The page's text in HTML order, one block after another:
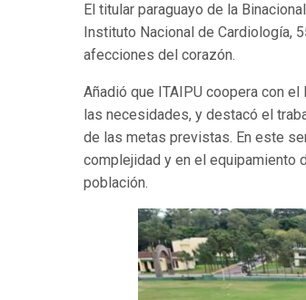
El titular paraguayo de la
Instituto Nacional de Cardiología,
afecciones del corazón.
Añadió que ITAIPU coopera con
las necesidades, y destacó el
de las metas previstas. En este
complejidad y en el equipamiento
población.